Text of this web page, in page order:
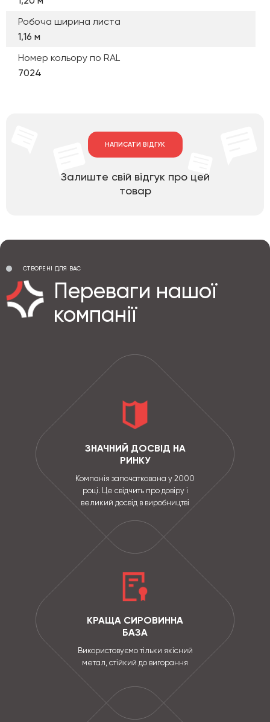
Робоча ширина листа
1,16 м
Номер кольору по RAL
7024
НАПИСАТИ ВІДГУК
Залиште свій відгук про цей
товар
СТВОРЕНІ ДЛЯ ВАС
Переваги нашої
компанії
ЗНАЧНИЙ ДОСВІД НА
РИНКУ
Компанія започаткована у 2000
році. Це свідчить про довіру і
великий досвід в виробництві
КРАЩА СИРОВИННА
БАЗА
Використовуємо тільки якісний
метал, стійкий до вигорання